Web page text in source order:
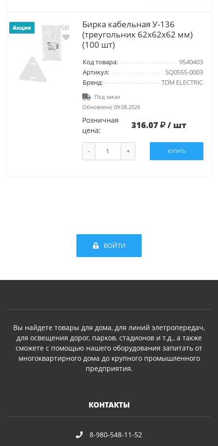
Акция
Бирка кабельная У-136
(треугольник 62х62х62 мм)
(100 шт)
Код товара:
9540403
Артикул:
SQ0555-0003
Бренд:
TDM ELECTRIC
Под заказ
Обновлено 09.08.2026
Розничная
цена:
316.07 / шт
- + КУПИТЬ
ВОЙТИ
Вы найдете товары для дома, для линий элетропередач,
для освещения дорог, парков, стадионов и т.д., а также
сможете с помощью нашего оборудования запитать от
многоквартирного дома до крупного промышленного
предприятия.
КОНТАКТЫ
8-980-548-11-52